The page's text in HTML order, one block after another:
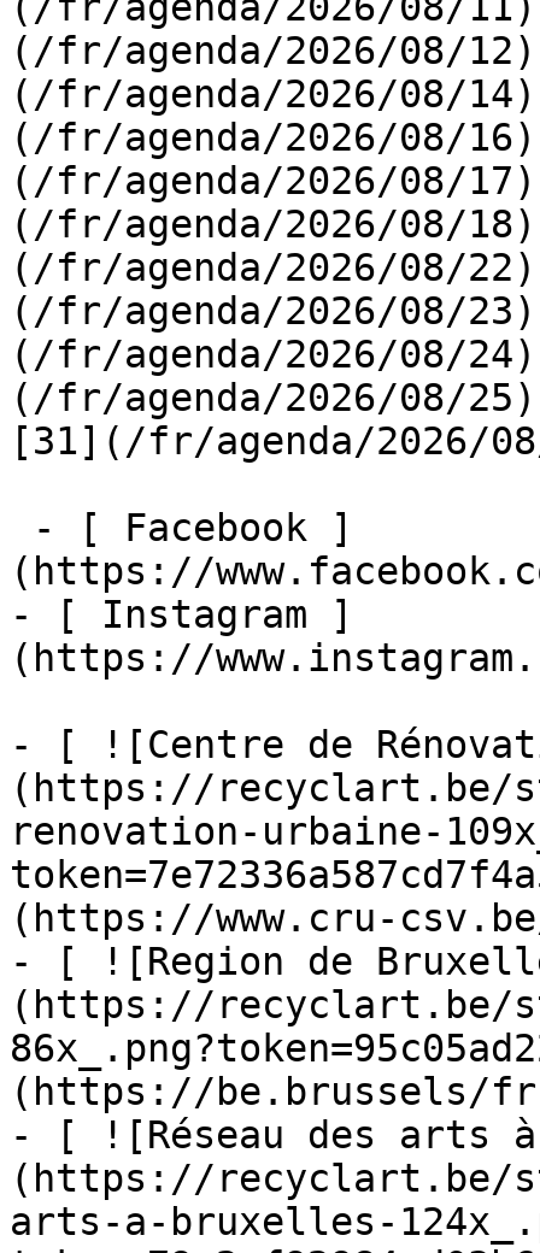
(/fr/agenda/2026/08/
(/fr/agenda/2026/08/
(/fr/agenda/2026/08/
(/fr/agenda/2026/08/
(/fr/agenda/2026/08/
(/fr/agenda/2026/08/
(/fr/agenda/2026/08/
(/fr/agenda/2026/08/
(/fr/agenda/2026/08/
[31](/fr/agenda/
(https://
- [ Instagram ]
(https://
- [ ![Centre de
(https://recyclart.be/
renovation-urbaine-
(https://www.cru-
- [ ![Region de
(https://recyclart.be/
(https://be.brussels/
- [ ![Réseau des arts
(https://recyclart.be/
arts-a-bruxelles-